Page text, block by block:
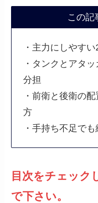
この記
・主力にしやす
・タンクとアタ
分担
・前衛と後衛の
方
・手持ち不足で
目次をチェック
で下さい。